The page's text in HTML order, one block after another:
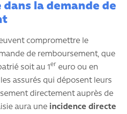
dans la demande de
compromettre le
de remboursement, que
soit au 1er euro ou en
assurés qui déposent leurs
directement auprès de
aura une incidence directe